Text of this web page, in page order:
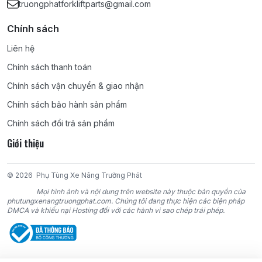
12Z, 13Z, 14Z, 15Z;
MITSUBISHI:
4G54, 4G63, 4G64, 4DR5, 4DQ5, 4DQ7, S4Q2,
S4E, S4E2, S4S, 6DR5, S6S, S6E2, 6D15, 6D16,
KOMATSU:4D95S, 4D95S-W, 4D95S-1,
4D98LE, 6D95, 6D95L, 4D105, 6D102, 6D105,
6D125;
4FA1, 4FE1, C190, C221, C240, 4BC2,
4LB1, 4JG2, 6BB1, 6BD1, 6BG1, DA220, DA120,
DA640, D500, C330;
NISSAN:D11, J15, J16, A12, A15, Z24, H20, H21-
truongphatforkliftparts@gmail.com
Chính sách
Liên hệ
Chính sách thanh toán
Chính sách vận chuyển & giao nhận
Chính sách bảo hành sản phẩm
Chính sách đổi trả sản phẩm
Giới thiệu
© 2026 Phụ Tùng Xe Nâng Trường Phát
Mọi hình ảnh và nội dung trên website này thuộc bản quyền của
phutungxenangtruongphat.com. Chúng tôi đang thực hiện các biện pháp
DMCA và khiếu nại Hosting đối với các hành vi sao chép trái phép.